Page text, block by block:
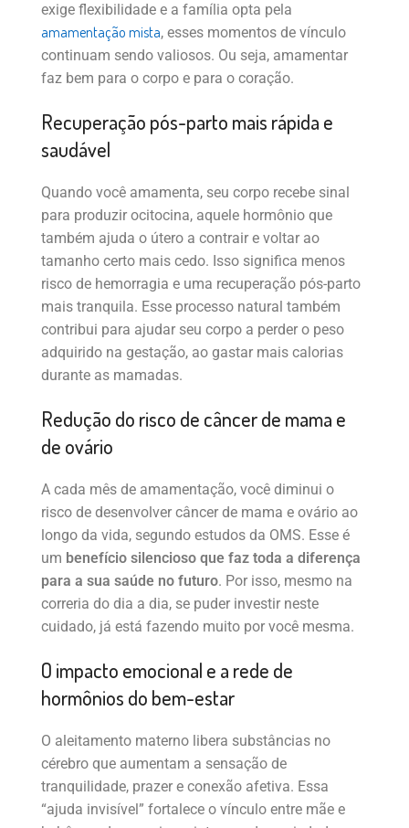
exige flexibilidade e a família opta pela
amamentação mista, esses momentos de vínculo
continuam sendo valiosos. Ou seja, amamentar
faz bem para o corpo e para o coração.
Recuperação pós-parto mais rápida e
saudável
Quando você amamenta, seu corpo recebe sinal
para produzir ocitocina, aquele hormônio que
também ajuda o útero a contrair e voltar ao
tamanho certo mais cedo. Isso significa menos
risco de hemorragia e uma recuperação pós-parto
mais tranquila. Esse processo natural também
contribui para ajudar seu corpo a perder o peso
adquirido na gestação, ao gastar mais calorias
durante as mamadas.
Redução do risco de câncer de mama e
de ovário
A cada mês de amamentação, você diminui o
risco de desenvolver câncer de mama e ovário ao
longo da vida, segundo estudos da OMS. Esse é
um benefício silencioso que faz toda a diferença
para a sua saúde no futuro. Por isso, mesmo na
correria do dia a dia, se puder investir neste
cuidado, já está fazendo muito por você mesma.
O impacto emocional e a rede de
hormônios do bem-estar
O aleitamento materno libera substâncias no
cérebro que aumentam a sensação de
tranquilidade, prazer e conexão afetiva. Essa
“ajuda invisível” fortalece o vínculo entre mãe e